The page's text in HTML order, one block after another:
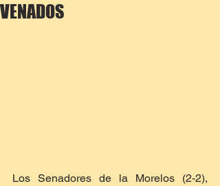
VENADOS
Los Senadores de la Morelos (2-2),